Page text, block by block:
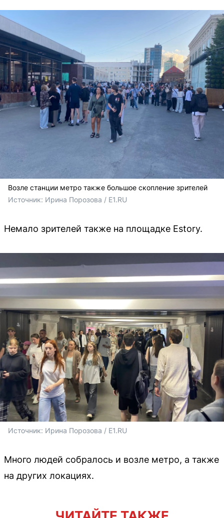
Возле станции метро также большое скопление зрителей
Источник: Ирина Порозова / E1.RU
Немало зрителей также на площадке Estory.
Источник: Ирина Порозова / E1.RU
Много людей собралось и возле метро, а также
на других локациях.